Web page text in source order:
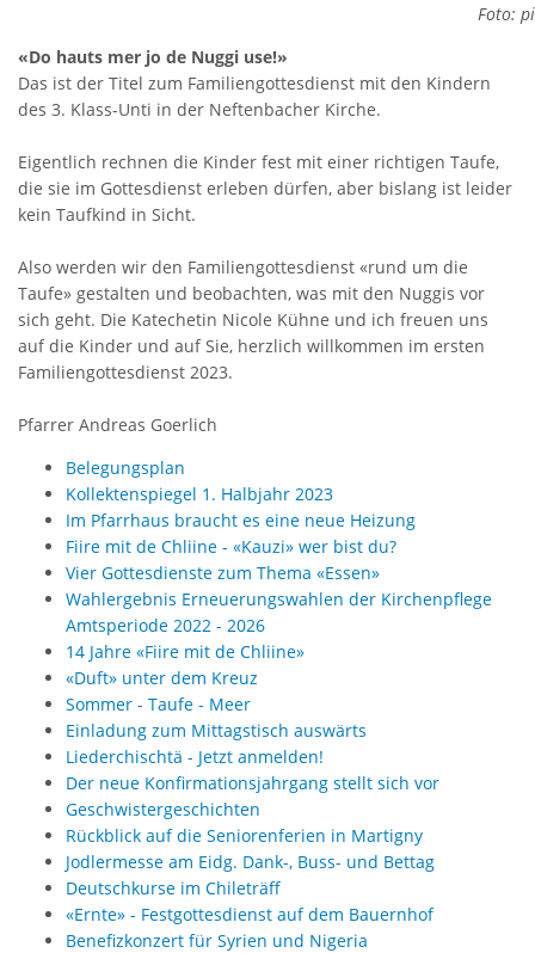
Foto:
«Do hauts mer jo de Nuggi use!»
Das ist der Titel zum Familiengottesdienst mit den Kindern
des 3. Klass-Unti in der Neftenbacher Kirche.
Eigentlich rechnen die Kinder fest mit einer richtigen Taufe,
die sie im Gottesdienst erleben dürfen, aber bislang ist leider
kein Taufkind in Sicht.
Also werden wir den Familiengottesdienst «rund um die
Taufe» gestalten und beobachten, was mit den Nuggis vor
sich geht. Die Katechetin Nicole Kühne und ich freuen uns
auf die Kinder und auf Sie, herzlich willkommen im ersten
Familiengottesdienst 2023.
Pfarrer Andreas Goerlich
Belegungsplan
Kollektenspiegel 1. Halbjahr 2023
Im Pfarrhaus braucht es eine neue Heizung
Fiire mit de Chliine - «Kauzi» wer bist du?
Vier Gottesdienste zum Thema «Essen»
Wahlergebnis Erneuerungswahlen der Kirchenpflege
Amtsperiode 2022 - 2026
14 Jahre «Fiire mit de Chliine»
«Duft» unter dem Kreuz
Sommer - Taufe - Meer
Einladung zum Mittagstisch auswärts
Liederchischtä - Jetzt anmelden!
Der neue Konfirmationsjahrgang stellt sich vor
Geschwistergeschichten
Rückblick auf die Seniorenferien in Martigny
Jodlermesse am Eidg. Dank-, Buss- und Bettag
Deutschkurse im Chileträff
«Ernte» - Festgottesdienst auf dem Bauernhof
Benefizkonzert für Syrien und Nigeria